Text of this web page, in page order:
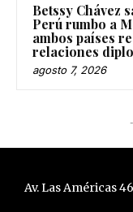
Betssy Chávez
Perú rumbo a
ambos países
relaciones
agosto 7, 2026
Av. Las Américas